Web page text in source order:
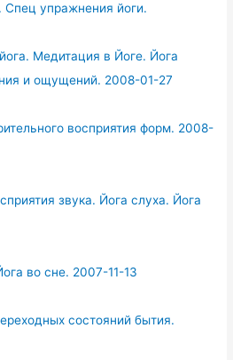
упражнения йоги.
Медитация в Йоге. Йога
и ощущений. 2008-01-27
восприятия форм. 2008-
звука. Йога слуха. Йога
во сне. 2007-11-13
состояний бытия.